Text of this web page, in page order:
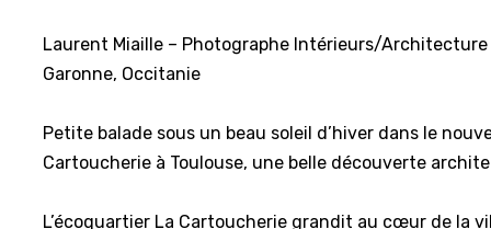
Laurent Miaille – Photographe Intérieurs/Architecture
Garonne, Occitanie
Petite balade sous un beau soleil d’hiver dans le
Cartoucherie à Toulouse, une belle découverte
L’écoquartier La Cartoucherie grandit au cœur de la